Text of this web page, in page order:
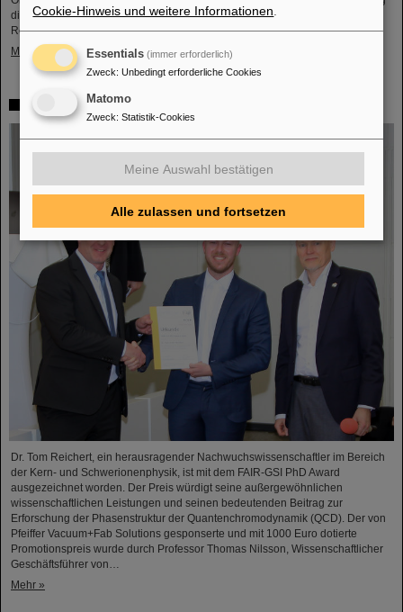
dieser hohen Auszeichnung fand durch den Präsidenten der Slowakischen
Republik, Peter Pellegrini, in Bratislava statt.
Mehr »
FAIR-GSI-Promotionspreis für Dr. Tom Reichert
Dr. Tom Reichert, ein herausragender Nachwuchswissenschaftler im Bereich
der Kern- und Schwerionenphysik, ist mit dem FAIR-GSI PhD Award
ausgezeichnet worden. Der Preis würdigt seine außergewöhnlichen
wissenschaftlichen Leistungen und seinen bedeutenden Beitrag zur
Erforschung der Phasenstruktur der Quantenchromodynamik (QCD). Der von
Pfeiffer Vacuum+Fab Solutions gesponserte und mit 1000 Euro dotierte
Promotionspreis wurde durch Professor Thomas Nilsson, Wissenschaftlicher
Geschäftsführer von…
Mehr »
Cookie-Hinweis und weitere Informationen
Essentials (immer erforderlich)
Zweck: Unbedingt erforderliche Cookies
Matomo
Zweck: Statistik-Cookies
Meine Auswahl bestätigen
Alle zulassen und fortsetzen